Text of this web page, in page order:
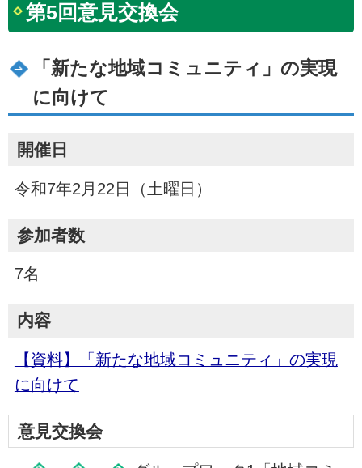
第5回意見交換会
「新たな地域コミュニティ」の実現
に向けて
開催日
令和7年2月22日（土曜日）
参加者数
7名
内容
【資料】「新たな地域コミュニティ」の実現
に向けて
意見交換会